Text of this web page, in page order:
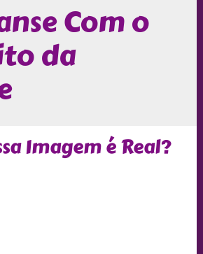
Com o
da
Imagem é Real?